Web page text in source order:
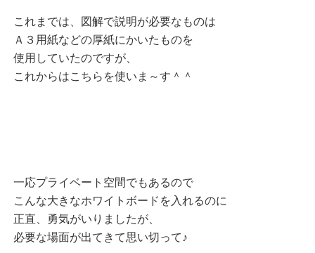
これまでは、図解で説明が必要なものは
Ａ３用紙などの厚紙にかいたものを
使用していたのですが、
これからはこちらを使いま～す＾＾
一応プライベート空間でもあるので
こんな大きなホワイトボードを入れるのに
正直、勇気がいりましたが、
必要な場面が出てきて思い切って♪